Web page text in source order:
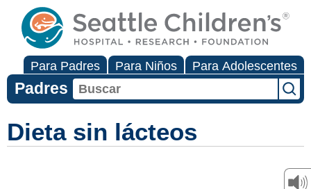
Para Padres Para Niños Para Adolescentes
Padres
Dieta sin lácteos